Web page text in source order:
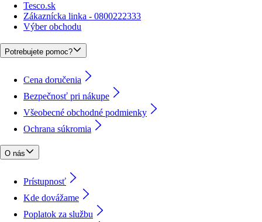
Tesco.sk
Zákaznícka linka - 0800222333
Výber obchodu
Potrebujete pomoc?
Cena doručenia
Bezpečnosť pri nákupe
Všeobecné obchodné podmienky
Ochrana súkromia
O nás
Prístupnosť
Kde dovážame
Poplatok za službu